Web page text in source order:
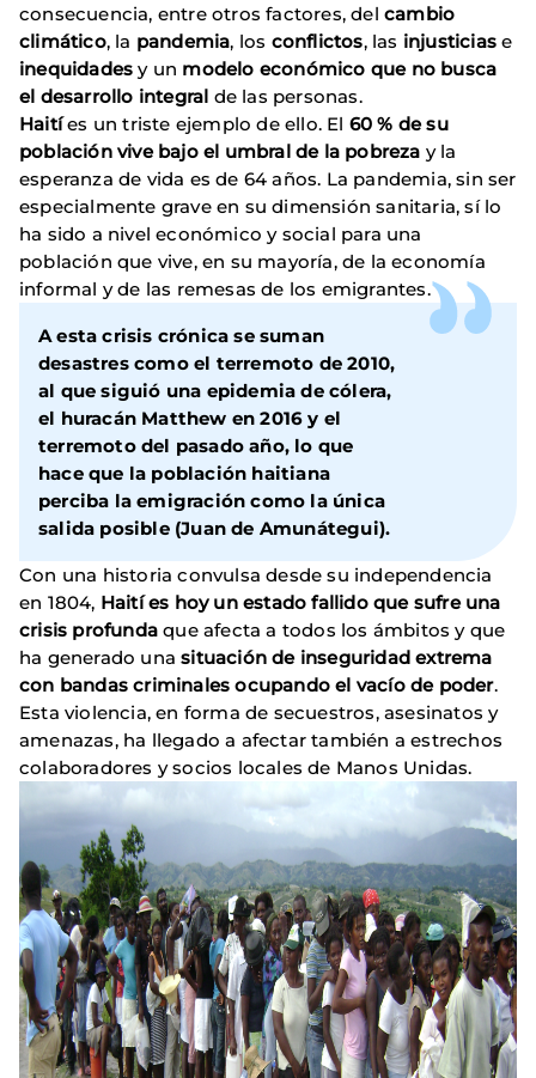
consecuencia, entre otros factores, delcambio
climático, la pandemia, los conflictos, las injusticias e
inequidades y un modelo económico que no busca
el desarrollo integral de las personas.
Haitíes un triste ejemplo de ello. El 60 % de su
población vive bajo el umbral de la pobreza y la
esperanza de vida es de 64 años. La pandemia, sin ser
especialmente grave en su dimensión sanitaria, sí lo
ha sido a nivel económico y social para una
población que vive, en su mayoría, de la economía
informal y de las remesas de los emigrantes.
A esta crisis crónica se suman
desastres como el terremoto de 2010,
al que siguió una epidemia de cólera,
el huracán Matthew en 2016 y el
terremoto del pasado año, lo que
hace que la población haitiana
perciba la emigración como la única
salida posible (Juan de Amunátegui).
Con una historia convulsa desde su independencia
en 1804, Haití es hoy un estado fallido que sufre una
crisis profunda que afecta a todos los ámbitos y que
ha generado unasituación de inseguridad extrema
con bandas criminales ocupando el vacío de poder.
Esta violencia, en forma de secuestros, asesinatos y
amenazas, ha llegado a afectar también a estrechos
colaboradores y socios locales de Manos Unidas.